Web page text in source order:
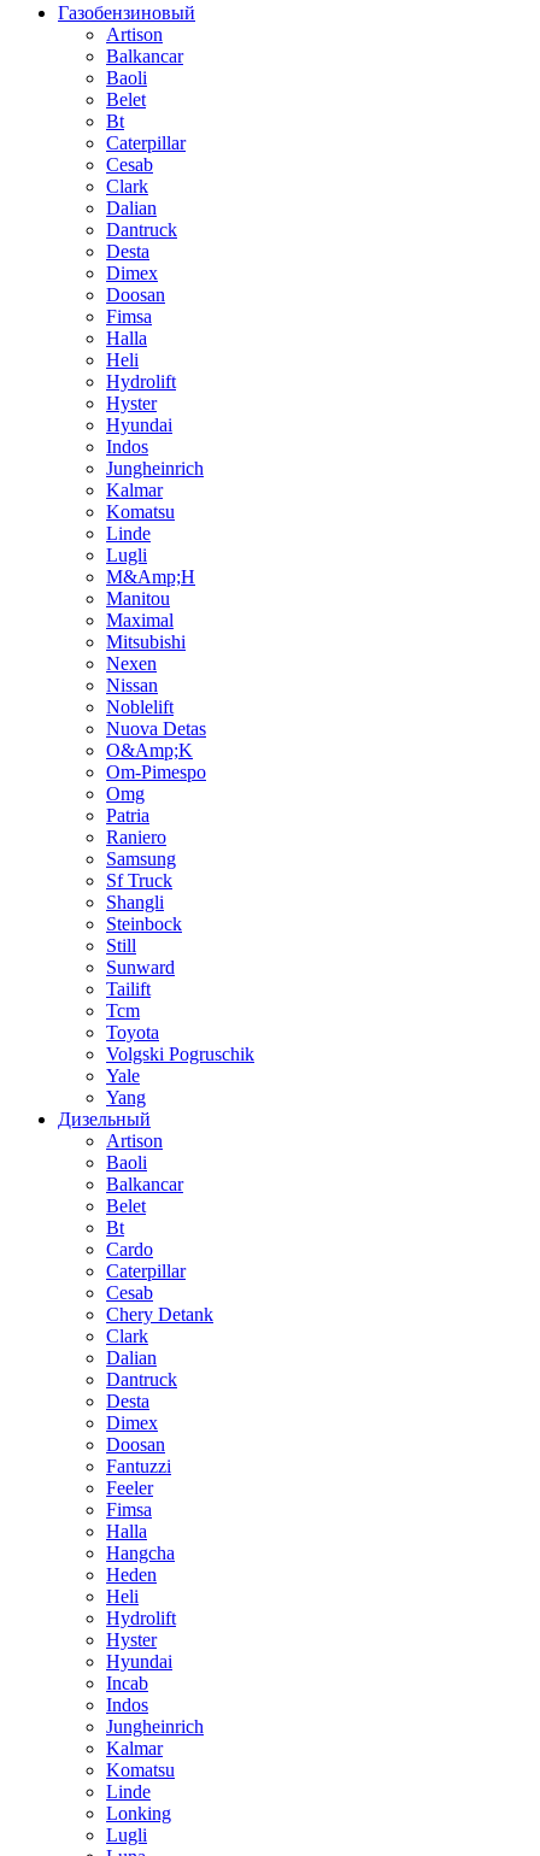
Газобензиновый
Artison
Balkancar
Baoli
Belet
Bt
Caterpillar
Cesab
Clark
Dalian
Dantruck
Desta
Dimex
Doosan
Fimsa
Halla
Heli
Hydrolift
Hyster
Hyundai
Indos
Jungheinrich
Kalmar
Komatsu
Linde
Lugli
M&Amp;H
Manitou
Maximal
Mitsubishi
Nexen
Nissan
Noblelift
Nuova Detas
O&Amp;K
Om-Pimespo
Omg
Patria
Raniero
Samsung
Sf Truck
Shangli
Steinbock
Still
Sunward
Tailift
Tcm
Toyota
Volgski Pogruschik
Yale
Yang
Дизельный
Artison
Baoli
Balkancar
Belet
Bt
Cardo
Caterpillar
Cesab
Chery Detank
Clark
Dalian
Dantruck
Desta
Dimex
Doosan
Fantuzzi
Feeler
Fimsa
Halla
Hangcha
Heden
Heli
Hydrolift
Hyster
Hyundai
Incab
Indos
Jungheinrich
Kalmar
Komatsu
Linde
Lonking
Lugli